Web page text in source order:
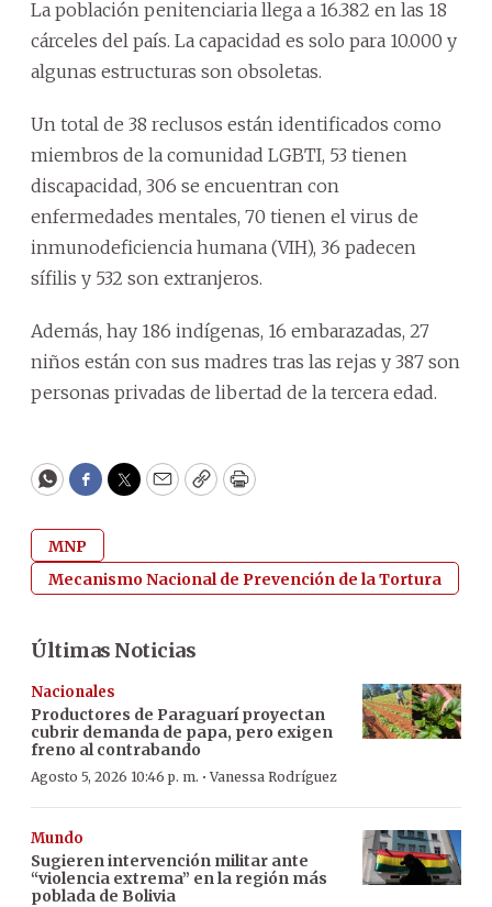
La población penitenciaria llega a 16.382 en las 18
cárceles del país. La capacidad es solo para 10.000 y
algunas estructuras son obsoletas.
Un total de 38 reclusos están identificados como
miembros de la comunidad LGBTI, 53 tienen
discapacidad, 306 se encuentran con
enfermedades mentales, 70 tienen el virus de
inmunodeficiencia humana (VIH), 36 padecen
sífilis y 532 son extranjeros.
Además, hay 186 indígenas, 16 embarazadas, 27
niños están con sus madres tras las rejas y 387 son
personas privadas de libertad de la tercera edad.
WhatsApp
Facebook
Twitter
EmailCopyPrint
MNP
Mecanismo Nacional de Prevención de la Tortura
Últimas Noticias
Nacionales
Productores de Paraguarí proyectan
cubrir demanda de papa, pero exigen
freno al contrabando
Agosto 5, 2026 10:46 p. m. ·Vanessa Rodríguez
Mundo
Sugieren intervención militar ante
“violencia extrema” en la región más
poblada de Bolivia